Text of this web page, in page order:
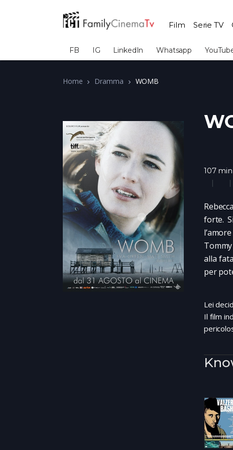
Film Serie TV
FB IG LinkedIn Whatsapp
Home Dramma WOMB
107 min
forte.
alla
per
Lei
Il film